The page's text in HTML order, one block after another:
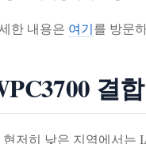
한 내용은 여기를 방문
결
저히 낮은 지역에서